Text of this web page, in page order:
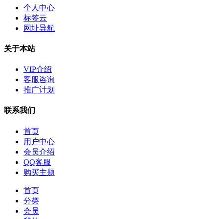
个人中心
标签云
网址导航
关于本站
VIP介绍
客服咨询
推广计划
联系我们
首页
用户中心
会员介绍
QQ客服
购买主题
首页
分类
会员